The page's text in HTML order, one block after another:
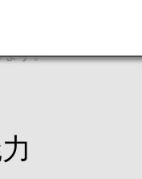
ます。